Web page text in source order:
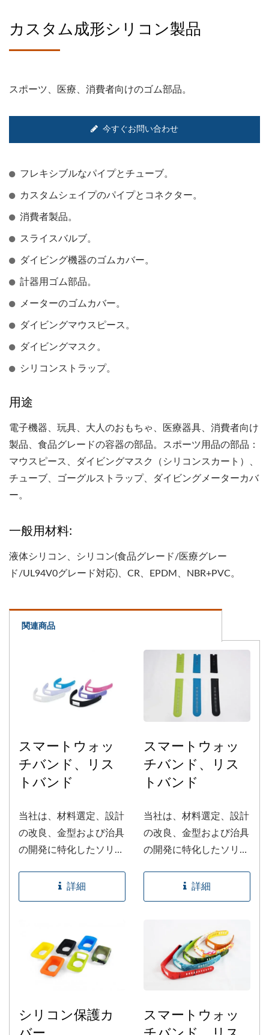
カスタム成形シリコン製品
スポーツ、医療、消費者向けのゴム部品。
今すぐお問い合わせ
フレキシブルなパイプとチューブ。
カスタムシェイプのパイプとコネクター。
消費者製品。
スライスバルブ。
ダイビング機器のゴムカバー。
計器用ゴム部品。
メーターのゴムカバー。
ダイビングマウスピース。
ダイビングマスク。
シリコンストラップ。
用途
電子機器、玩具、大人のおもちゃ、医療器具、消費者向け
製品、食品グレードの容器の部品。スポーツ用品の部品：
マウスピース、ダイビングマスク（シリコンスカート）、
チューブ、ゴーグルストラップ、ダイビングメーターカバ
ー。
一般用材料:
液体シリコン、シリコン(食品グレード/医療グレー
ド/UL94V0グレード対応)、CR、EPDM、NBR+PVC。
関連商品
スマートウォッ
チバンド、リス
トバンド
当社は、材料選定、設計
の改良、金型および治具
の開発に特化したソリュ
す。当社のサービスは、
少量の注文にも対応して
れた材料や取り外しが難
しい複雑なデザインの製
造など、当社の専門分野
詳細
スマートウォッ
チバンド、リス
トバンド
当社は、材料選定、設計
の改良、金型および治具
の開発に特化したソリュ
す。当社のサービスは、
少量の注文にも対応して
れた材料や取り外しが難
しい複雑なデザインの製
造など、当社の専門分野
詳細
シリコン保護カ
スマートウォッ